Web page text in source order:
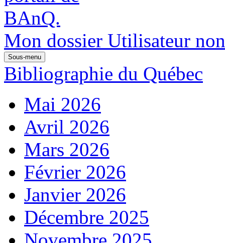
Mon dossier Utilisateur
Sous-menu
Bibliographie du Québec
Mai 2026
Avril 2026
Mars 2026
Février 2026
Janvier 2026
Décembre 2025